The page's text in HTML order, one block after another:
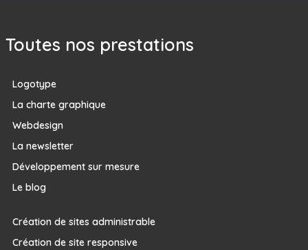
Toutes nos prestations
Logotype
La charte graphique
Webdesign
La newsletter
Développement sur mesure
Le blog
Création de sites administrable
Création de site responsive